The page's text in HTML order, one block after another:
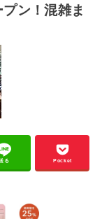
ン！混雑ま
る Pocket